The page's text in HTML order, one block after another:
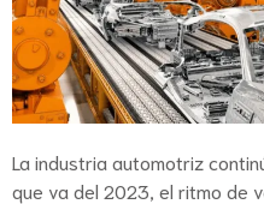
La industria automotriz
que va del 2023, el ritmo de